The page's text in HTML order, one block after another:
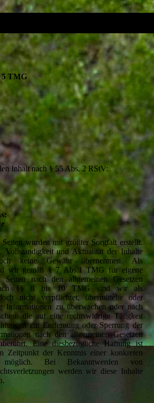
5 TMG
Inhalt nach § 55 Abs. 2 RStV:
wurden mit größter Sorgfalt erstellt.
Vollständigkeit und Aktualität der Inhalte
keine Gewähr übernehmen. Als
wir gemäß § 7 Abs.1 TMG für eigene
nach den allgemeinen Gesetzen
§§ 8 bis 10 TMG sind wir als
nicht verpflichtet, übermittelte oder
Informationen zu überwachen oder nach
die auf eine rechtswidrige Tätigkeit
zur Entfernung oder Sperrung der
nach den allgemeinen Gesetzen
Eine diesbezügliche Haftung ist
Zeitpunkt der Kenntnis einer konkreten
möglich. Bei Bekanntwerden von
werden wir diese Inhalte